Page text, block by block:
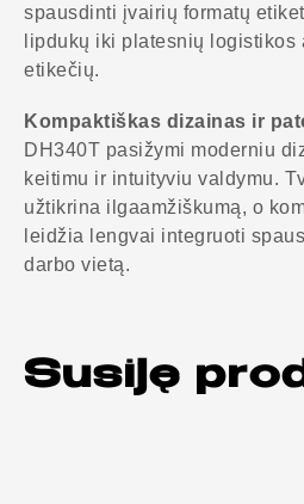
spausdinti įvairių formatų
lipdukų iki platesnių logistikos
etikečių.
Kompaktiškas dizainas ir
DH340T pasižymi moderniu
keitimu ir intuityviu valdymu.
užtikrina ilgaamžiškumą, o
leidžia lengvai integruoti
darbo vietą.
Susiję